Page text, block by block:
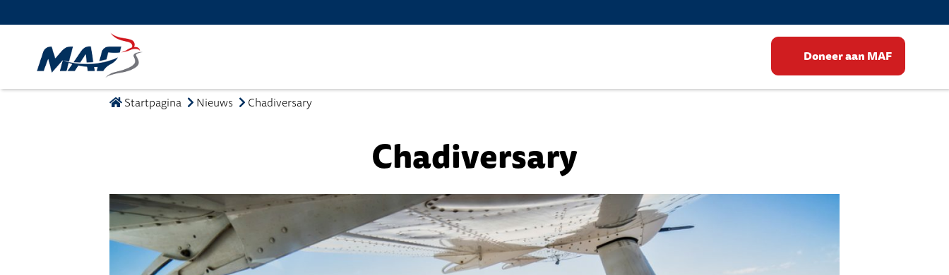
Doneer aan MAF
Startpagina Nieuws Chadiversary
Chadiversary